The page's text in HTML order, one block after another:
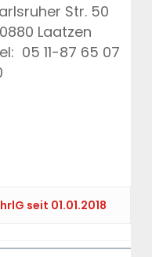
Str. 50
Laatzen
05 11-87 65 07
seit 01.01.2018